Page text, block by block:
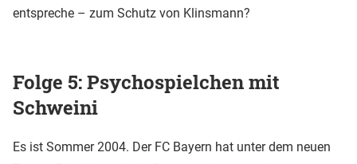
entspreche – zum Schutz von Klinsmann?
Folge 5: Psychospielchen mit
Schweini
Es ist Sommer 2004. Der FC Bayern hat unter dem neuen